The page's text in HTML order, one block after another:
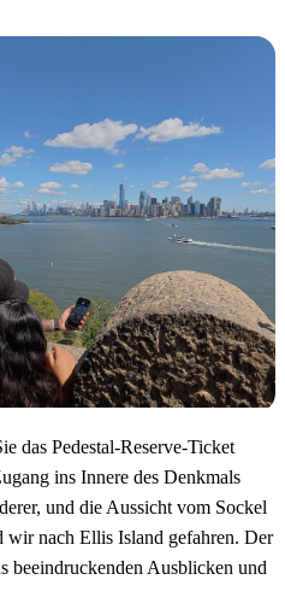
das Pedestal-Reserve-Ticket
ins Innere des Denkmals
und die Aussicht vom Sockel
wir nach Ellis Island gefahren. Der
beeindruckenden Ausblicken und